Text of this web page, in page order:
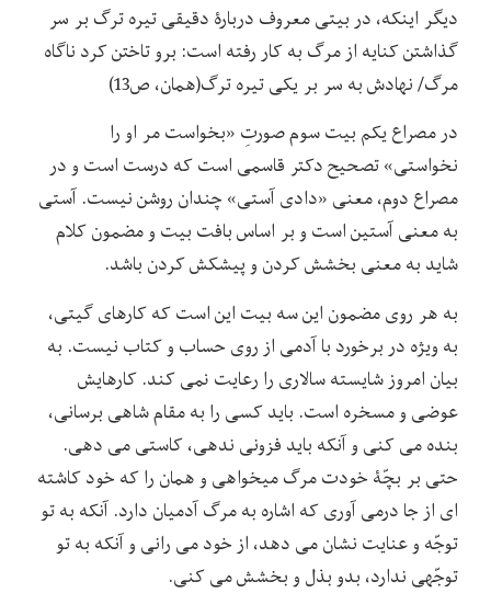
دیگر اینکه، در بیتی معروف دربارۀ دقیقی تیره ترگ بر سر
گذاشتن کنایه از مرگ به کار رفته است: برو تاختن کرد ناگاه
مرگ/ نهادش به سر بر یکی تیره ترگ(همان، ص13)
در مصراع یکم بیت سوم صورتِ «بخواست مر او را
نخواستی» تصحیح دکتر قاسمی است که درست است و در
مصراع دوم، معنی «دادی آستی» چندان روشن نیست. آستی
به معنی آستین است و بر اساس بافت بیت و مضمون کلام
شاید به معنی بخشش کردن و پیشکش کردن باشد.
به هر روی مضمون این سه بیت این است که کارهای گیتی،
به ویژه در برخورد با آدمی از روی حساب و کتاب نیست. به
بیان امروز شایسته سالاری را رعایت نمی کند. کارهایش
عوضی و مسخره است. باید کسی را به مقام شاهی برسانی،
بنده می کنی و آنکه باید فزونی ندهی، کاستی می دهی.
حتی بر بچّۀ خودت مرگ می­خواهی و همان را که خود کاشته
ای از جا درمی آوری که اشاره به مرگ آدمیان دارد. آنکه به تو
توجّه و عنایت نشان می دهد، از خود می رانی و آنکه به تو
توجّهی ندارد، بدو بذل و بخشش می کنی.